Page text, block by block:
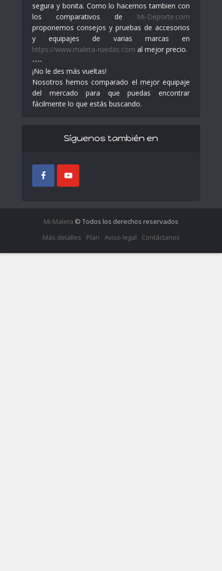
segura y bonita. Como lo hacemos tambien con
los comparativos de
Mi-Deporte.com
proponemos consejos y pruebas de accesorios
y equipajes de varias marcas en
https://www.maleta-ruedas.com al mejor precio.
----
¡No le des más vueltas!
Nosotros hemos comparado el mejor equipaje
del mercado para que puedas encontrar
fácilmente lo que estás buscando.
Síguenos también en
Mi-Maleta © Todos los derechos reservados
Más detalles
Plan Aviso legal Contáctanos